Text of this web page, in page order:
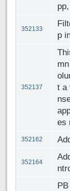
352133
p
352137
t a
es
352162
352164